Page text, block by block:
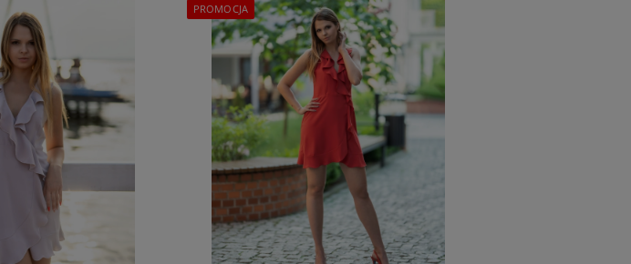
PROMOCJA